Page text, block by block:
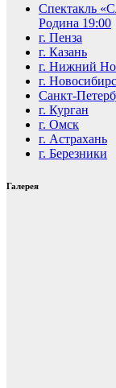
Спектакль
Родина 19:00
г. Пенза
г. Казань
г. Нижний
г.
Санкт-
г. Курган
г. Омск
г. Астрахань
г. Березники
Галерея